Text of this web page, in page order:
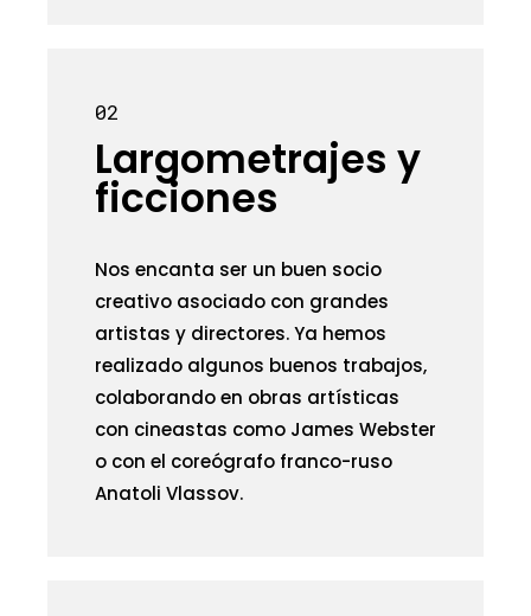
02
Largometrajes y
ficciones
Nos encanta ser un buen socio
creativo asociado con grandes
artistas y directores. Ya hemos
realizado algunos buenos trabajos,
colaborando en obras artísticas
con cineastas como James Webster
o con el coreógrafo franco-ruso
Anatoli Vlassov.